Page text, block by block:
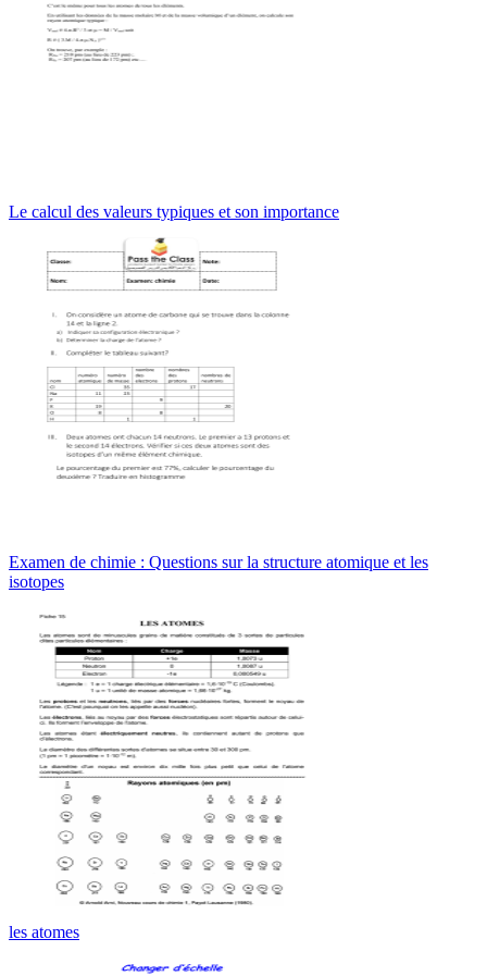
Le calcul des valeurs typiques et son importance
Examen de chimie : Questions sur la structure atomique et les
isotopes
les atomes